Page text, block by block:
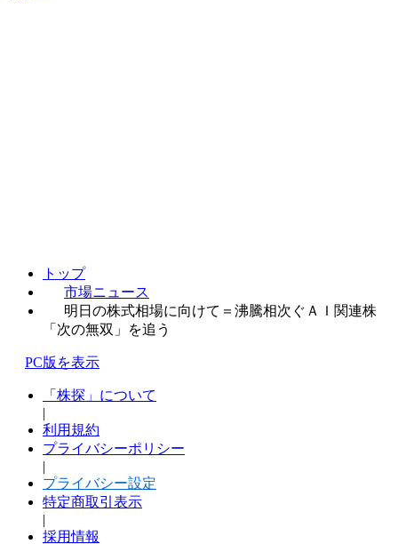
トップ
市場ニュース
明日の株式相場に向けて＝沸騰相次ぐＡＩ関連株
「次の無双」を追う
PC版を表示
「株探」について
|
利用規約
プライバシーポリシー
|
プライバシー設定
特定商取引表示
|
採用情報